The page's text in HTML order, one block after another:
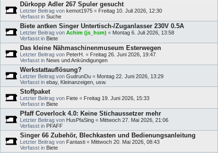
Dürkopp Adler 267 Spuler gesucht
Letzter Beitrag von kemot1975 « Freitag 10. Juli 2026, 12:30
Verfasst in Suche
Biete antken Singer Untertisch-/Zuganlasser 230V 0.5A
Letzter Beitrag von Achim (js_hsm) « Montag 6. Juli 2026, 13:58
Verfasst in Biete
Das kleine Nähmaschinenmuseum Esterwegen
Letzter Beitrag von PeterH. « Freitag 26. Juni 2026, 19:47
Verfasst in News und Ankündigungen
Werkstattauflösung?
Letzter Beitrag von GudrunDu « Montag 22. Juni 2026, 13:29
Verfasst in ebay, Kleinanzeigen, usw.
Stoffpaket
Letzter Beitrag von Fiete « Freitag 19. Juni 2026, 15:33
Verfasst in Biete
Pfaff Coverlock 4.0: Keine Stichaussetzer mehr
Letzter Beitrag von HusPfaSing « Mittwoch 27. Mai 2026, 21:06
Verfasst in PFAFF
Singer 66 Zubehör, Blechkasten und Bedienungsanleitung
Letzter Beitrag von Fantasti « Mittwoch 20. Mai 2026, 08:43
Verfasst in Biete